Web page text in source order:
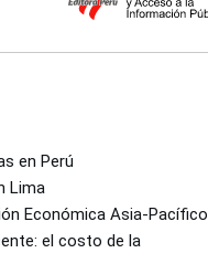
en Perú
Lima
Económica Asia-Pacífico
el costo de la